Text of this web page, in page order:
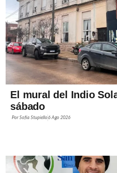
El mural del Indio
sábado
PorSofía Stupiello6 Ago 2026